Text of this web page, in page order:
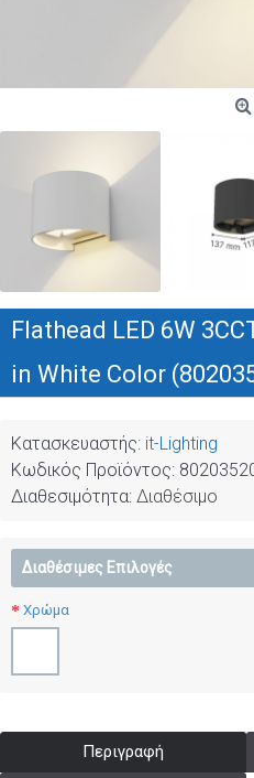
Flathead LED 6W
in White Color
Κατασκευαστής: it-Lighting
Κωδικός Προϊόντος:
Διαθεσιμότητα: Διαθέσιμο
Διαθέσιμες Επιλογές
Χρώμα
Περιγραφή